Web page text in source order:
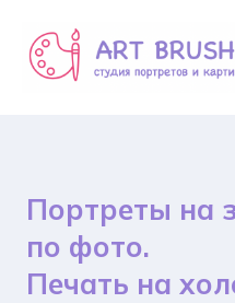
Портреты на
по фото.
Печать на